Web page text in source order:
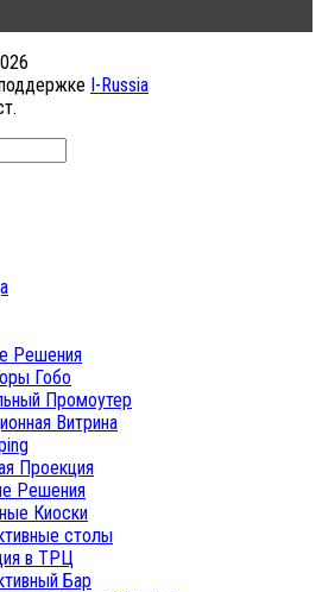
I-Russia
Решения
Гобо
Промоутер
Витрина
Проекция
Решения
Киоски
столы
в ТРЦ
Бар